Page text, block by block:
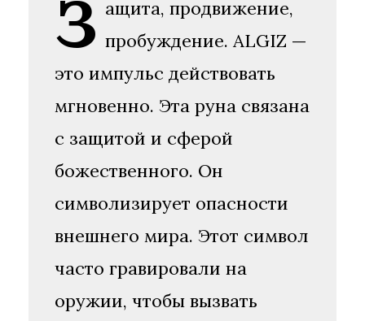
З ащита, продвижение,
пробуждение. ALGIZ —
это импульс действовать
мгновенно. Эта руна связана
с защитой и сферой
божественного. Он
символизирует опасности
внешнего мира. Этот символ
часто гравировали на
оружии, чтобы вызвать